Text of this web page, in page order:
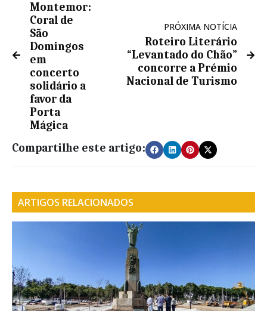
Montemor:
Coral de
São
Domingos
em
concerto
solidário a
favor da
Porta
Mágica
PRÓXIMA NOTÍCIA
Roteiro Literário
“Levantado do Chão”
concorre a Prémio
Nacional de Turismo
Compartilhe este artigo:
ARTIGOS RELACIONADOS